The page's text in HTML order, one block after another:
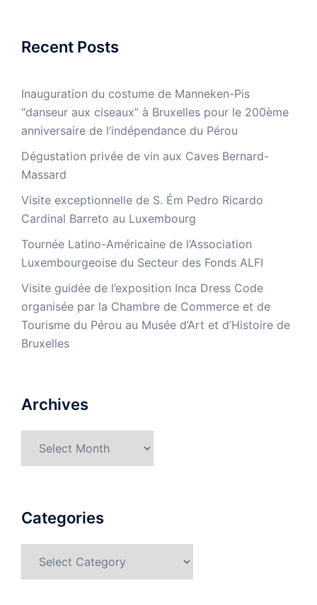
Recent Posts
Inauguration du costume de Manneken-Pis
“danseur aux ciseaux” à Bruxelles pour le 200ème
anniversaire de l’indépendance du Pérou
Dégustation privée de vin aux Caves Bernard-
Massard
Visite exceptionnelle de S. Ém Pedro Ricardo
Cardinal Barreto au Luxembourg
Tournée Latino-Américaine de l’Association
Luxembourgeoise du Secteur des Fonds ALFI
Visite guidée de l’exposition Inca Dress Code
organisée par la Chambre de Commerce et de
Tourisme du Pérou au Musée d’Art et d’Histoire de
Bruxelles
Archives
Categories